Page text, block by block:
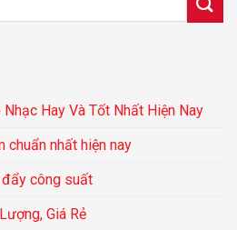
Hay Và Tốt Nhất Hiện Nay
chuẩn nhất hiện nay
công suất
Giá Rẻ